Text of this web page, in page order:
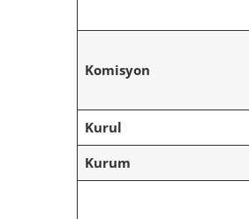
Komisyon
Kurul
Kurum